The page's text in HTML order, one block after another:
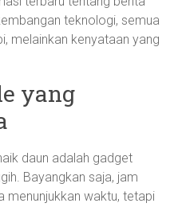
teknologi, semua
melainkan kenyataan yang
yang
daun adalah gadget
Bayangkan saja, jam
menunjukkan waktu, tetapi